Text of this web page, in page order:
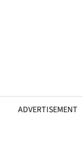
ADVERTISEMENT